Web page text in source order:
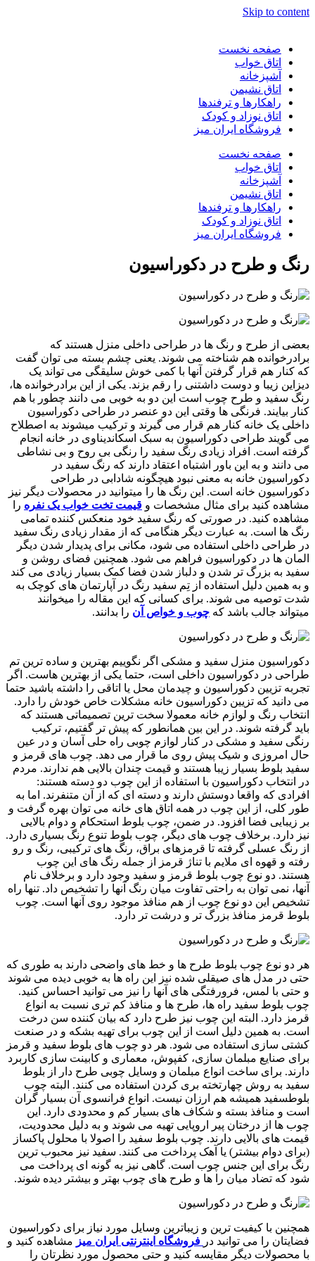
Skip to content
صفحه نخست
اتاق خواب
آشپزخانه
اتاق نشیمن
راهکارها و ترفندها
اتاق نوزاد و کودک
فروشگاه ایران میز
صفحه نخست
اتاق خواب
آشپزخانه
اتاق نشیمن
راهکارها و ترفندها
اتاق نوزاد و کودک
فروشگاه ایران میز
رنگ و طرح در دکوراسیون
بعضی از طرح و رنگ ها در طراحی داخلی منزل هستند که
برادرخوانده هم شناخته می شوند. یعنی چشم بسته می توان گفت
که کنار هم قرار گرفتن آنها با کمی خوش سلیقگی می تواند یک
دیزاین زیبا و دوست داشتنی را رقم بزند. یکی از این برادرخوانده ها،
رنگ سفید و طرح چوب است این دو به خوبی می دانند چطور با هم
کنار بیایند. فرنگی ها وقتی این دو عنصر در طراحی دکوراسیون
داخلی یک خانه کنار هم قرار می گیرند و ترکیب میشوند به اصطلاح
می گویند طراحی دکوراسیون به سبک اسکاندیناوی در خانه انجام
گرفته است. افراد زیادی رنگ سفید را رنگی بی روح و بی نشاطی
می دانند و به این باور اشتباه اعتقاد دارند که رنگ سفید در
دکوراسیون خانه به معنی نبود هیچگونه شادابی در طراحی
دکوراسیون خانه است. این رنگ ها را میتوانید در محصولات دیگر نیز
مشاهده کنید برای مثال مشخصات و قیمت تخت خواب یک نفره را
مشاهده کنید. در صورتی که رنگ سفید خود منعکس کننده تمامی
رنگ ها است. به عبارت دیگر هنگامی که از مقدار زیادی رنگ سفید
در طراحی داخلی استفاده می شود، مکانی برای پدیدار شدن دیگر
المان ها در دکوراسیون فراهم می شود. همچنین فضای روشن و
سفید به بزرگ تر شدن و دلباز شدن فضا کمک بسیار زیادی می کند
و به همین دلیل استفاده از تِم سفید رنگ در آپارتمان های کوچک به
شدت توصیه می شوند. برای کسانی که این مقاله را میخوانند
میتواند جالب باشد که چوب و خواص آن را بدانند.
دکوراسیون منزل سفید و مشکی اگر نگوییم بهترین و ساده ترین تم
طراحی در دکوراسیون داخلی است، حتما یکی از بهترین هاست. اگر
تجربه تزیین دکوراسیون و چیدمان محل یا اتاقی را داشته باشید حتما
می دانید که تزیین دکوراسیون خانه مشکلات خاص خودش را دارد.
انتخاب رنگ و لوازم خانه معمولا سخت ترین تصمیماتی هستند که
باید گرفته شوند. در این بین همانطور که پیش تر گفتیم، ترکیب
رنگی سفید و مشکی در کنار لوازم چوبی راه حلی آسان و در عین
حال امروزی و شیک پیش روی ما قرار می دهد. چوب های قرمز و
سفید بلوط بسیار زیبا هستند و قیمت چندان بالایی هم ندارند. مردم
در انتخاب دکوراسیون با استفاده از این چوب دو دسته هستند:
افرادی که واقعا دوستش دارند و دسته ای که از آن متنفرند. اما به
طور کلی، از این چوب در همه اتاق های خانه می توان بهره گرفت و
بر زیبایی فضا افزود. در ضمن، چوب بلوط استحکام و دوام بالایی
نیز دارد. برخلاف چوب های دیگر، چوب بلوط تنوع رنگ بسیاری دارد.
از رنگ عسلی گرفته تا قرمزهای براق، رنگ های ترکیبی، رنگ و رو
رفته و قهوه ای ملایم با تناژ قرمز از جمله رنگ های این چوب
هستند. دو نوع چوب بلوط قرمز و سفید وجود دارد و برخلاف نام
آنها، نمی توان به راحتی تفاوت میان رنگ آنها را تشخیص داد. تنها راه
تشخیص این دو نوع چوب از هم منافذ موجود روی آنها است. چوب
بلوط قرمز منافذ بزرگ تر و درشت تر دارد.
هر دو نوع چوب بلوط طرح ها و خط های واضحی دارند به طوری که
حتی در مدل های صیقلی شده نیز این راه ها به خوبی دیده می شوند
و حتی با لمس، فرورفتگی های آنها را نیز می توانید احساس کنید.
چوب بلوط سفید راه ها، طرح ها و منافذ کم تری نسبت به انواع
قرمز دارد. البته این چوب نیز طرح دارد که بیان کننده سن درخت
است. به همین دلیل است از این چوب برای تهیه بشکه و در صنعت
کشتی سازی استفاده می شود. هر دو چوب های بلوط سفید و قرمز
برای صنایع مبلمان سازی، کفپوش، معماری و کابینت سازی کاربرد
دارند. برای ساخت انواع مبلمان و وسایل چوبی طرح دار از بلوط
سفید به روش چهارتخته بری کردن استفاده می کنند. البته چوب
بلوطسفید همیشه هم ارزان نیست. انواع فرانسوی آن بسیار گران
است و منافذ بسته و شکاف های بسیار کم و محدودی دارد. این
چوب ها از درختان پیر اروپایی تهیه می شوند و به دلیل محدودیت،
قیمت های بالایی دارند. چوب بلوط سفید را اصولا با محلول پاکساز
(برای دوام بیشتر) یا آهک پرداخت می کنند. سفید نیز محبوب ترین
رنگ برای این جنس چوب است. گاهی نیز به گونه ای پرداخت می
شود که تضاد میان را ها و طرح های چوب بهتر و بیشتر دیده شوند.
همچنین با کیفیت ترین و زیباترین وسایل مورد نیاز برای دکوراسیون
فضایتان را می توانید در فروشگاه اینترنتی ایران میز مشاهده کنید و
با محصولات دیگر مقایسه کنید و حتی محصول مورد نظرتان را